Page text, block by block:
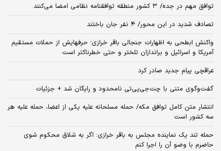
توافق مهم در جده/ ۳ کشور منطقه توافقنامه نظامی امضا می‌کنند
تصادف شدید در این محور/ ۴ نفر جان باختند
واکنش ابطحی به اظهارات جنجالی باقر خرازی؛ حرفهایش از حملات مستقیم
آمریکا و اسرائیل و براندازان تلختر و حتی خطرناکتر است
عراقچی پیام جدید صادر کرد
گفت‌وگوی متنی با چت‌جی‌پی‌تی نامحدود و رایگان شد + جزئیات
انتشار متن کامل توافق مکه/ حمله مسلحانه علیه یکی از اعضا، حمله علیه هر
سه کشور است
حمله تند یک نماینده مجلس به باقر خرازی: اگر به شلاق محکوم شوی
حاضرم با وضو آن را اجرا کنم